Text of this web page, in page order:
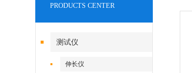
PRODUCTS CENTER
测试仪
伸长仪